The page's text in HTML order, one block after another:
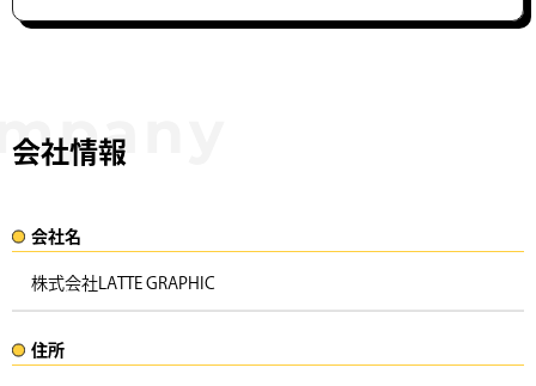
会社情報
会社名​
株式会社LATTE GRAPHIC
住所​​